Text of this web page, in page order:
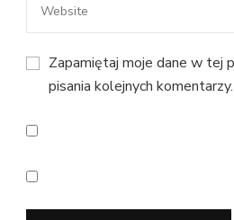
Zapamiętaj moje dane w tej
pisania kolejnych komentarzy.